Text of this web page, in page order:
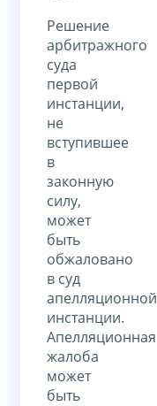
Решение
арбитражного
суда
первой
инстанции,
не
вступившее
в
законную
силу,
может
быть
обжаловано
в суд
апелляционной
инстанции.
Апелляционная
жалоба
может
быть